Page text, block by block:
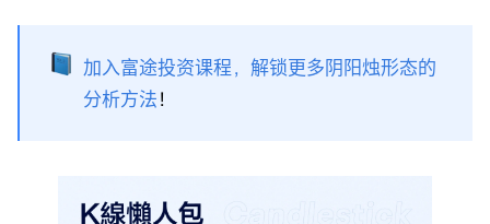
加入富途投资课程，解锁更多阴阳烛形态的
分析方法！